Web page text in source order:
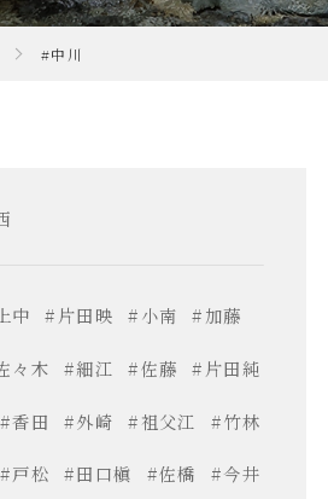
#中川
中 #片田映 #小南 #加藤
々木 #細江 #佐藤 #片田純
#香田 #外崎 #祖父江 #竹林
#戸松 #田口槇 #佐橋 #今井